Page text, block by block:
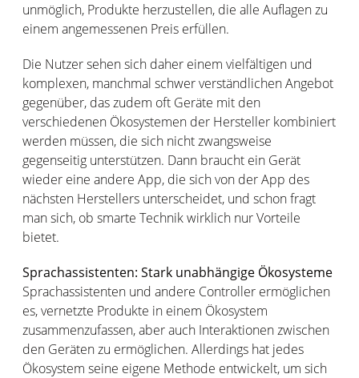
unmöglich, Produkte herzustellen, die alle Auflagen zu
einem angemessenen Preis erfüllen.
Die Nutzer sehen sich daher einem vielfältigen und
komplexen, manchmal schwer verständlichen Angebot
gegenüber, das zudem oft Geräte mit den
verschiedenen Ökosystemen der Hersteller kombiniert
werden müssen, die sich nicht zwangsweise
gegenseitig unterstützen. Dann braucht ein Gerät
wieder eine andere App, die sich von der App des
nächsten Herstellers unterscheidet, und schon fragt
man sich, ob smarte Technik wirklich nur Vorteile
bietet.
Sprachassistenten: Stark unabhängige Ökosysteme
Sprachassistenten und andere Controller ermöglichen
es, vernetzte Produkte in einem Ökosystem
zusammenzufassen, aber auch Interaktionen zwischen
den Geräten zu ermöglichen. Allerdings hat jedes
Ökosystem seine eigene Methode entwickelt, um sich